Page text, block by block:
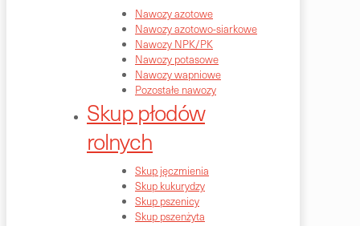
Nawozy azotowe
Nawozy azotowo-siarkowe
Nawozy NPK/PK
Nawozy potasowe
Nawozy wapniowe
Pozostałe nawozy
Skup płodów
rolnych
Skup jęczmienia
Skup kukurydzy
Skup pszenicy
Skup pszenżyta